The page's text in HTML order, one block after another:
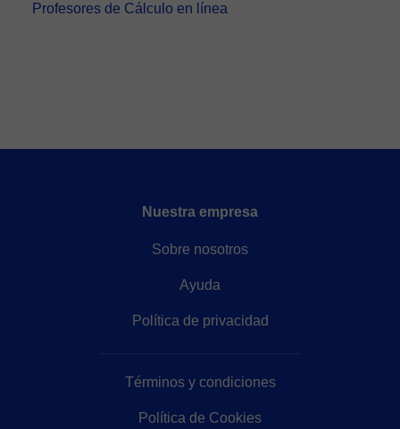
Profesores de Cálculo en línea
Nuestra empresa
Sobre nosotros
Ayuda
Política de privacidad
Términos y condiciones
Política de Cookies